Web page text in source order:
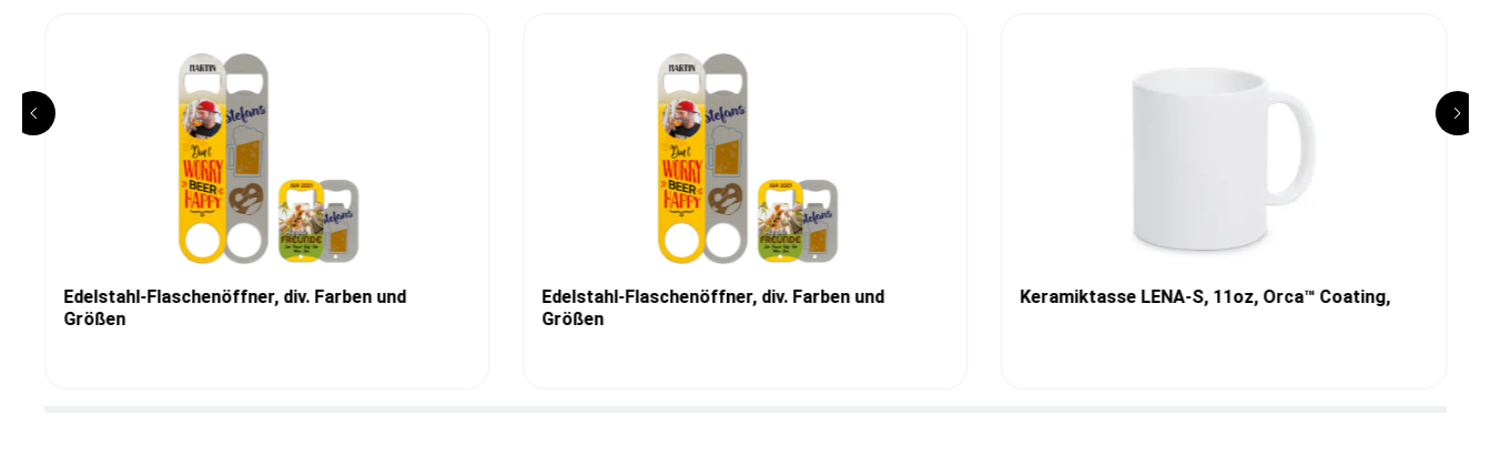
Edelstahl-Flaschenöffner, div. Farben und
Größen
Edelstahl-Flaschenöffner, div. Farben und
Größen
Keramiktasse LENA-S, 11oz, Orca™ Coating,